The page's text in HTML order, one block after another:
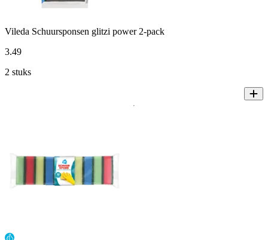
Vileda Schuursponsen glitzi power 2-pack
3.49
2 stuks